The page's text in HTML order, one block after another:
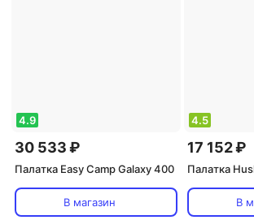
4.9
30 533 ₽
Палатка Easy Camp Galaxy 400
В магазин
4.5
17 152 ₽
Палатка
В